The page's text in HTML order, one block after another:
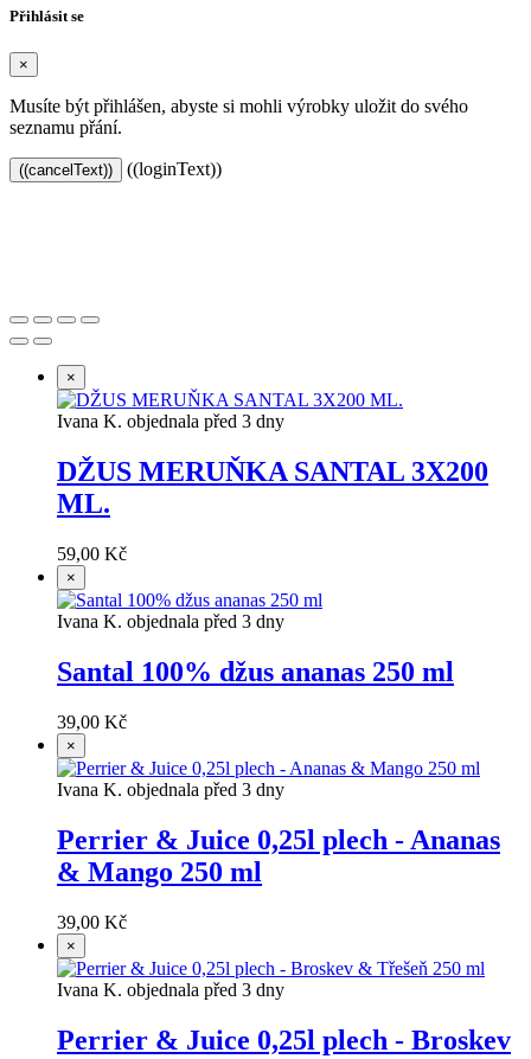
Přihlásit se
×
Musíte být přihlášen, abyste si mohli výrobky uložit do svého
seznamu přání.
((cancelText)) ((loginText))
×
Ivana K. objednala před 3 dny
DŽUS MERUŇKA SANTAL 3X200
ML.
59,00 Kč
×
Ivana K. objednala před 3 dny
Santal 100% džus ananas 250 ml
39,00 Kč
×
Ivana K. objednala před 3 dny
Perrier & Juice 0,25l plech - Ananas
& Mango 250 ml
39,00 Kč
×
Ivana K. objednala před 3 dny
Perrier & Juice 0,25l plech - Broskev